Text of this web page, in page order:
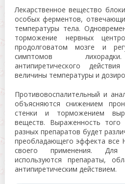
Лекарственное вещество
особых ферментов,
температуры тела.
торможение нервных
продолговатом мозге и
симптомов
антипиретического
величины температуры и
Противовоспалительный и
объясняются снижением
стенки и торможением
веществ. Выраженность
разных препаратов будет
преобладающего эффекта все
своего применения. Для
используются препараты,
антипиретическим действием.